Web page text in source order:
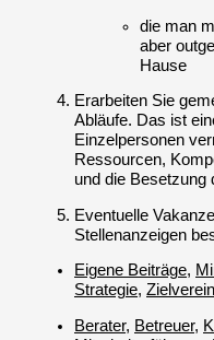
die man
aber
Hause
Erarbeiten Sie
Abläufe. Das ist
Einzelpersonen
Ressourcen,
und die Besetzung
Eventuelle
Stellenanzeigen
Eigene Beiträge,
Strategie,
Berater, Betreuer,